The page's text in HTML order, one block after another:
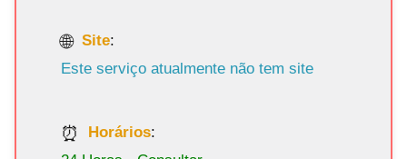
Site:
Este serviço atualmente não tem site
Horários: